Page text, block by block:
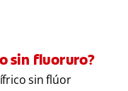
sin fluoruro?
sin flúor